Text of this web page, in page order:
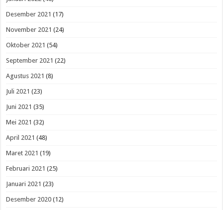
Desember 2021 (17)
November 2021 (24)
Oktober 2021 (54)
September 2021 (22)
Agustus 2021 (8)
Juli 2021 (23)
Juni 2021 (35)
Mei 2021 (32)
April 2021 (48)
Maret 2021 (19)
Februari 2021 (25)
Januari 2021 (23)
Desember 2020 (12)